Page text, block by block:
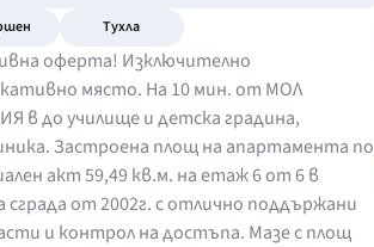
Тухла
оферта! Изключително
място. На 10 мин. от МОЛ
в до училище и детска градина,
Застроена площ на апартамента по
акт 59,49 кв.м. на етаж 6 от 6 в
сграда от 2002г. с отлично поддържани
и контрол на достъпа. Мазе с площ